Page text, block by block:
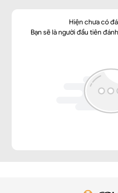
Hiện chưa có
Bạn sẽ là người đầu tiên